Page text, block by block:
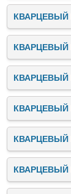
КВАРЦЕВЫЙ
КВАРЦЕВЫЙ
КВАРЦЕВЫЙ
КВАРЦЕВЫЙ
КВАРЦЕВЫЙ
КВАРЦЕВЫЙ